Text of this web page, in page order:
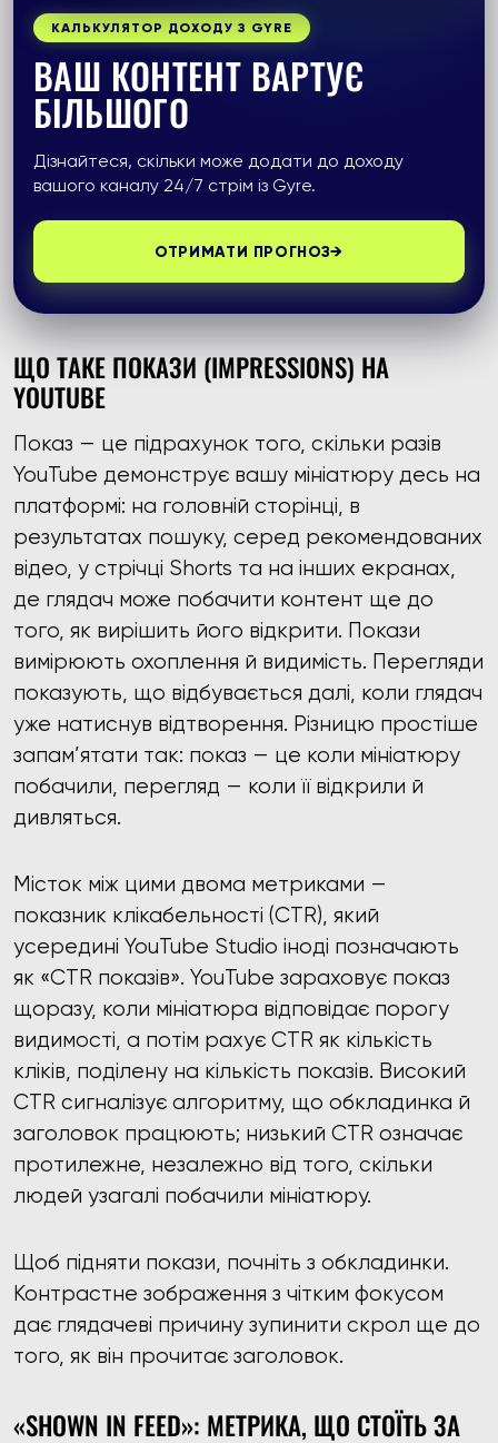
КАЛЬКУЛЯТОР ДОХОДУ З GYRE
ВАШ КОНТЕНТ ВАРТУЄ
БІЛЬШОГО
Дізнайтеся, скільки може додати до доходу
вашого каналу 24/7 стрім із Gyre.
ОТРИМАТИ ПРОГНОЗ→
ЩО ТАКЕ ПОКАЗИ (IMPRESSIONS) НА
YOUTUBE
Показ — це підрахунок того, скільки разів
YouTube демонструє вашу мініатюру десь на
платформі: на головній сторінці, в
результатах пошуку, серед рекомендованих
відео, у стрічці Shorts та на інших екранах,
де глядач може побачити контент ще до
того, як вирішить його відкрити. Покази
вимірюють охоплення й видимість. Перегляди
показують, що відбувається далі, коли глядач
уже натиснув відтворення. Різницю простіше
запам’ятати так: показ — це коли мініатюру
побачили, перегляд — коли її відкрили й
дивляться.
Місток між цими двома метриками —
показник клікабельності (CTR), який
усередині YouTube Studio іноді позначають
як «CTR показів». YouTube зараховує показ
щоразу, коли мініатюра відповідає порогу
видимості, а потім рахує CTR як кількість
кліків, поділену на кількість показів. Високий
CTR сигналізує алгоритму, що обкладинка й
заголовок працюють; низький CTR означає
протилежне, незалежно від того, скільки
людей узагалі побачили мініатюру.
Щоб підняти покази, почніть з обкладинки.
Контрастне зображення з чітким фокусом
дає глядачеві причину зупинити скрол ще до
того, як він прочитає заголовок.
«SHOWN IN FEED»: МЕТРИКА, ЩО СТОЇТЬ ЗА